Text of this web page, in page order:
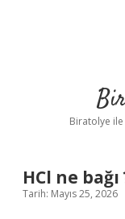
Biratolye
HCl ne bağı
Tarih: Mayıs 25, 2026